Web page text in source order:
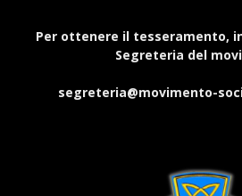
Per ottenere il tesseramento,
Segreteria del
segreteria@movimento-